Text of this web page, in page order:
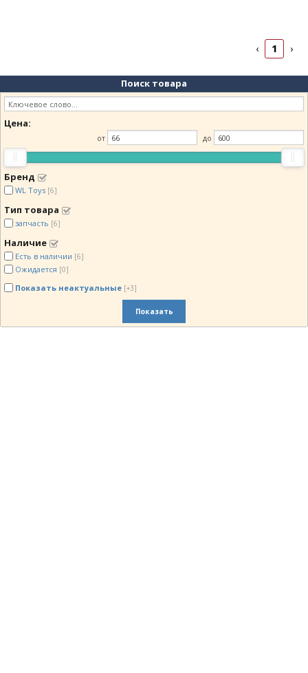
‹ 1 ›
Поиск товара
Цена:
от до
Бренд
WL Toys [6]
Тип товара
запчасть [6]
Наличие
Есть в наличии [6]
Ожидается [0]
Показать неактуальные [+3]
Показать